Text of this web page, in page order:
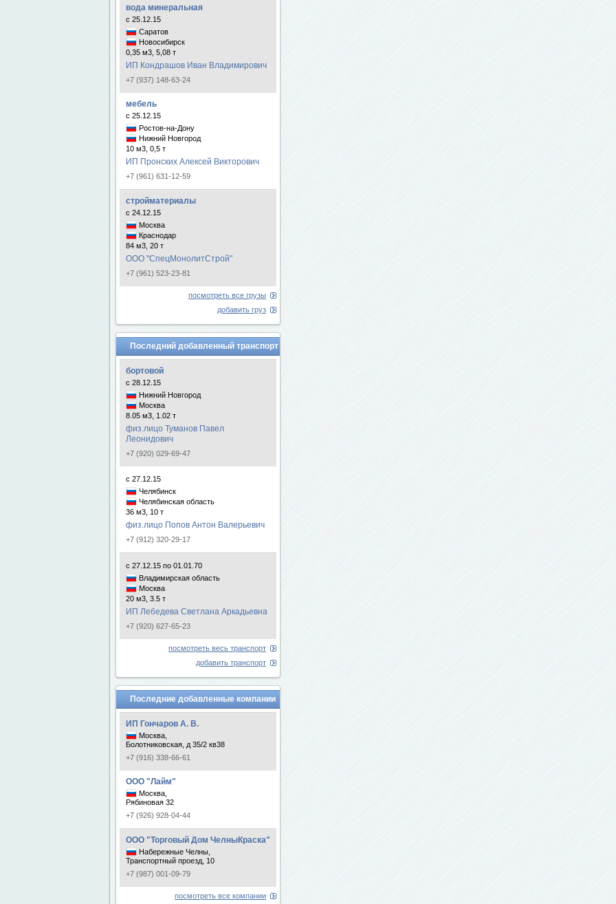
вода минеральная
с 25.12.15
Саратов
Новосибирск
0,35 м3, 5,08 т
ИП Кондрашов Иван Владимирович
+7 (937) 148-63-24
мебель
с 25.12.15
Ростов-на-Дону
Нижний Новгород
10 м3, 0,5 т
ИП Пронских Алексей Викторович
+7 (961) 631-12-59
стройматериалы
с 24.12.15
Москва
Краснодар
84 м3, 20 т
ООО "СпецМонолитСтрой"
+7 (961) 523-23-81
посмотреть все грузы
добавить груз
Последний добавленный транспорт
бортовой
с 28.12.15
Нижний Новгород
Москва
8.05 м3, 1.02 т
физ.лицо Туманов Павел
Леонидович
+7 (920) 029-69-47
с 27.12.15
Челябинск
Челябинская область
36 м3, 10 т
физ.лицо Попов Антон Валерьевич
+7 (912) 320-29-17
с 27.12.15 по 01.01.70
Владимирская область
Москва
20 м3, 3.5 т
ИП Лебедева Светлана Аркадьевна
+7 (920) 627-65-23
посмотреть весь транспорт
добавить транспорт
Последние добавленные компании
ИП Гончаров А. В.
Москва,
Болотниковская, д 35/2 кв38
+7 (916) 338-66-61
ООО "Лайм"
Москва,
Рябиновая 32
+7 (926) 928-04-44
ООО "Торговый Дом ЧелныКраска"
Набережные Челны,
Транспортный проезд, 10
+7 (987) 001-09-79
посмотреть все компании